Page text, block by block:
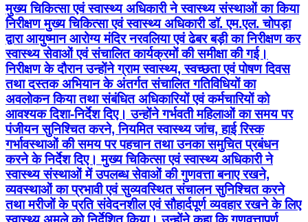
मुख्य चिकित्सा एवं स्वास्थ्य अधिकारी ने स्वास्थ्य संस्थाओं का किया
निरीक्षण मुख्य चिकित्सा एवं स्वास्थ्य अधिकारी डॉ. एम.एल. चोपड़ा
द्वारा आयुष्मान आरोग्य मंदिर नरवलिया एवं ढेबर बड़ी का निरीक्षण कर
स्वास्थ्य सेवाओं एवं संचालित कार्यक्रमों की समीक्षा की गई।
निरीक्षण के दौरान उन्होंने ग्राम स्वास्थ्य, स्वच्छता एवं पोषण दिवस
तथा दस्तक अभियान के अंतर्गत संचालित गतिविधियों का
अवलोकन किया तथा संबंधित अधिकारियों एवं कर्मचारियों को
आवश्यक दिशा-निर्देश दिए। उन्होंने गर्भवती महिलाओं का समय पर
पंजीयन सुनिश्चित करने, नियमित स्वास्थ्य जांच, हाई रिस्क
गर्भावस्थाओं की समय पर पहचान तथा उनका समुचित प्रबंधन
करने के निर्देश दिए। मुख्य चिकित्सा एवं स्वास्थ्य अधिकारी ने
स्वास्थ्य संस्थाओं में उपलब्ध सेवाओं की गुणवत्ता बनाए रखने,
व्यवस्थाओं का प्रभावी एवं सुव्यवस्थित संचालन सुनिश्चित करने
तथा मरीजों के प्रति संवेदनशील एवं सौहार्दपूर्ण व्यवहार रखने के लिए